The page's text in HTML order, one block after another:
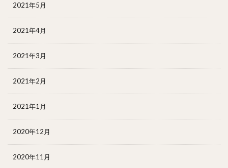
2021年5月
2021年4月
2021年3月
2021年2月
2021年1月
2020年12月
2020年11月